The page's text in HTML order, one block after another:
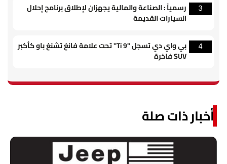
3
رسمياً : الصناعة والمالية يجهزان لإطلاق برنامج إحلال
السيارات القديمة
4
بي واي دي تسجل "Ti 9" تحت علامة فانغ تشنغ باو كأكبر
SUV فاخرة
أخبار ذات صلة